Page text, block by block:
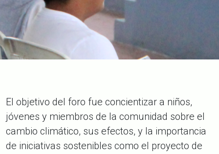
El objetivo del foro fue concientizar a niños,
jóvenes y miembros de la comunidad sobre el
cambio climático, sus efectos, y la importancia
de iniciativas sostenibles como el proyecto de